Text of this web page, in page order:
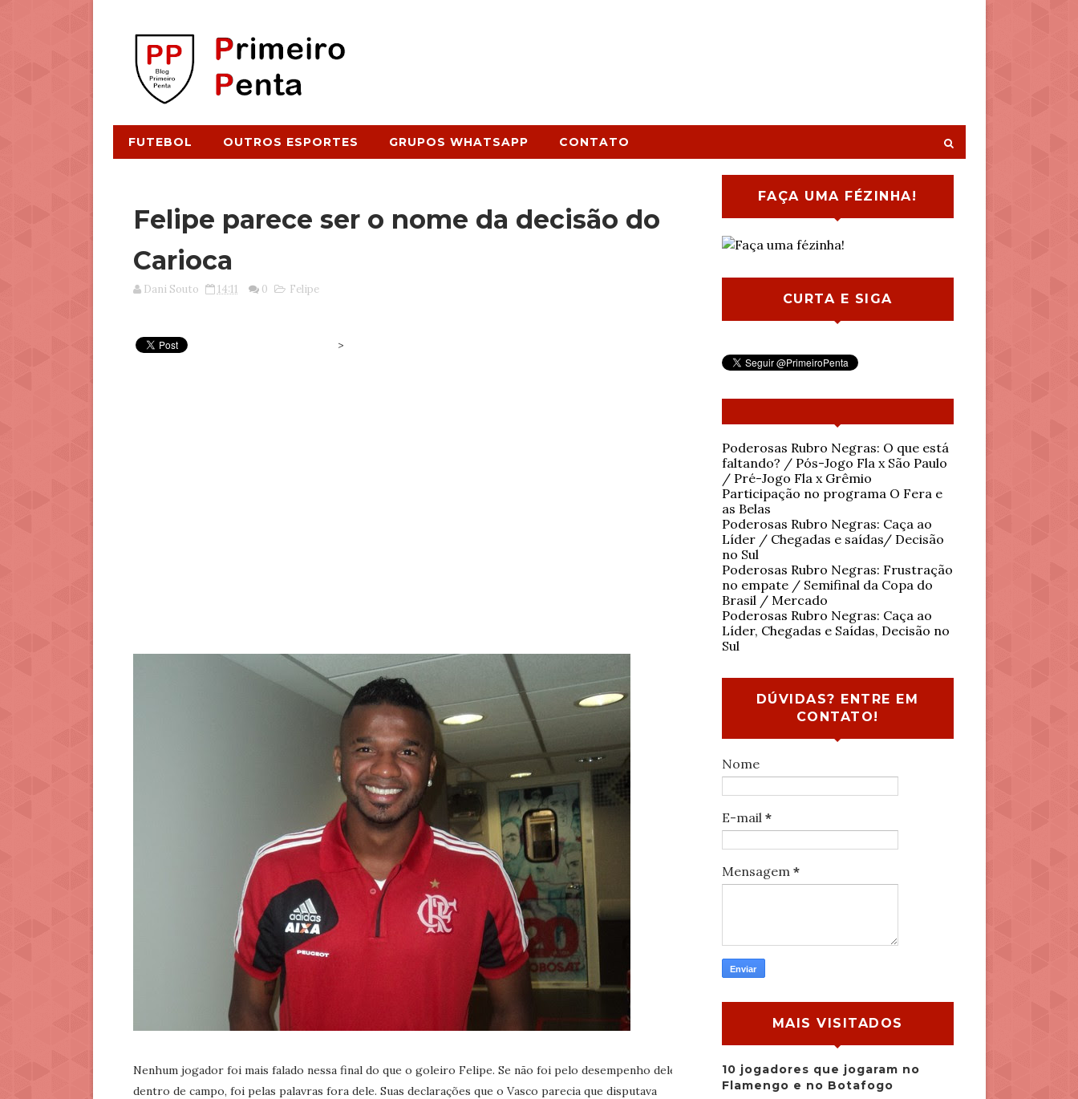
FUTEBOL OUTROS ESPORTES GRUPOS WHATSAPP CONTATO
Felipe parece ser o nome da decisão do
Carioca
Dani Souto 14:11 0 Felipe
>
Nenhum jogador foi mais falado nessa final do que o goleiro Felipe. Se não foi pelo desempenho dele
dentro de campo, foi pelas palavras fora dele. Suas declarações que o Vasco parecia que disputava
FAÇA UMA FÉZINHA!
CURTA E SIGA
Poderosas Rubro Negras: O que está
faltando? / Pós-Jogo Fla x São Paulo
/ Pré-Jogo Fla x Grêmio
Participação no programa O Fera e
as Belas
Poderosas Rubro Negras: Caça ao
Líder / Chegadas e saídas/ Decisão
no Sul
Poderosas Rubro Negras: Frustração
no empate / Semifinal da Copa do
Brasil / Mercado
Poderosas Rubro Negras: Caça ao
Líder, Chegadas e Saídas, Decisão no
Sul
DÚVIDAS? ENTRE EM
CONTATO!
Nome
E-mail *
Mensagem *
MAIS VISITADOS
10 jogadores que jogaram no
Flamengo e no Botafogo